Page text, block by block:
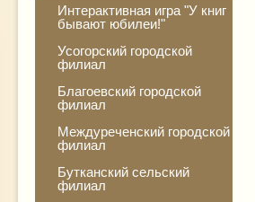
Интерактивная игра "У книг
бывают юбилеи!"
Усогорский городской
филиал
Благоевский городской
филиал
Междуреченский городской
филиал
Бутканский сельский
филиал